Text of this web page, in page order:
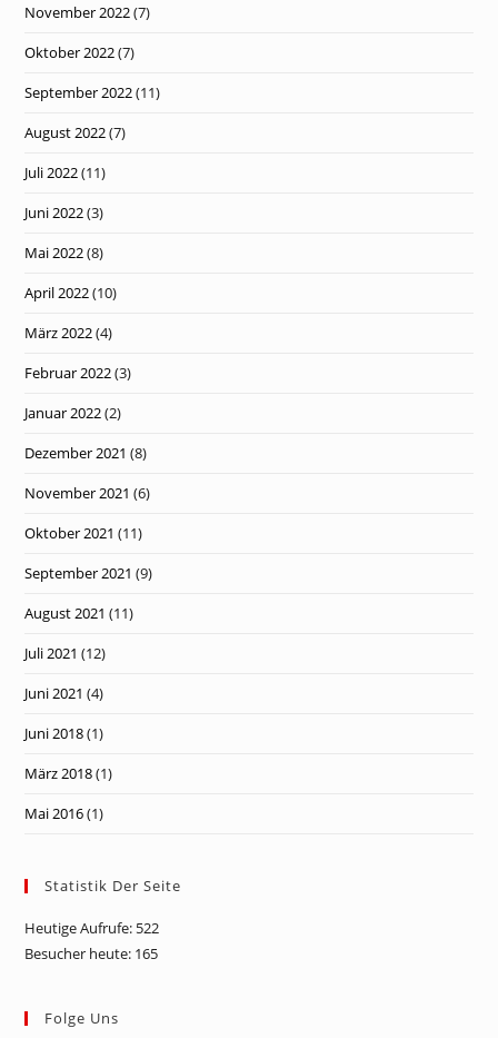
November 2022(7)
Oktober 2022(7)
September 2022(11)
August 2022(7)
Juli 2022(11)
Juni 2022(3)
Mai 2022(8)
April 2022(10)
März 2022(4)
Februar 2022(3)
Januar 2022(2)
Dezember 2021 (8)
November 2021 (6)
Oktober 2021 (11)
September 2021 (9)
August 2021 (11)
Juli 2021 (12)
Juni 2021 (4)
Juni 2018(1)
März 2018(1)
Mai 2016(1)
Statistik Der Seite
Heutige Aufrufe: 522
Besucher heute: 165
Folge Uns